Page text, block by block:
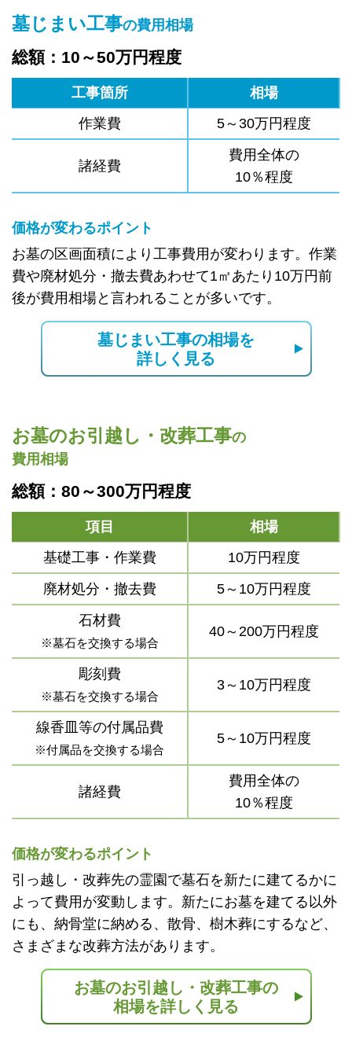
墓じまい工事の費用相場
総額：10～50万円程度
工事箇所
相場
作業費
5～30万円程度
諸経費
費用全体の
10％程度
価格が変わるポイント
お墓の区画面積により工事費用が変わります。作業
費や廃材処分・撤去費あわせて1㎡あたり10万円前
後が費用相場と言われることが多いです。
墓じまい工事の相場を
詳しく見る
お墓のお引越し・改葬工事の
費用相場
総額：80～300万円程度
項目
相場
基礎工事・作業費
10万円程度
廃材処分・撤去費
5～10万円程度
石材費
※墓石を交換する場合
40～200万円程度
彫刻費
※墓石を交換する場合
3～10万円程度
線香皿等の付属品費
※付属品を交換する場合
5～10万円程度
諸経費
費用全体の
10％程度
価格が変わるポイント
引っ越し・改葬先の霊園で墓石を新たに建てるかに
よって費用が変動します。新たにお墓を建てる以外
にも、納骨堂に納める、散骨、樹木葬にするなど、
さまざまな改葬方法があります。
お墓のお引越し・改葬工事の
相場を詳しく見る